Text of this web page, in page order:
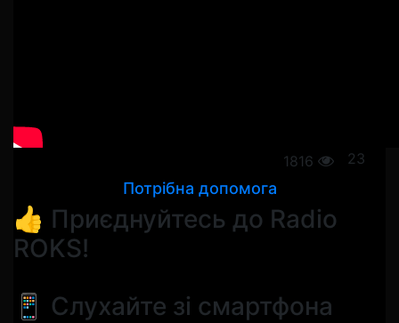
23
1816
Потрібна допомога
👍 Приєднуйтесь до Radio
ROKS!
📱 Слухайте зі смартфона